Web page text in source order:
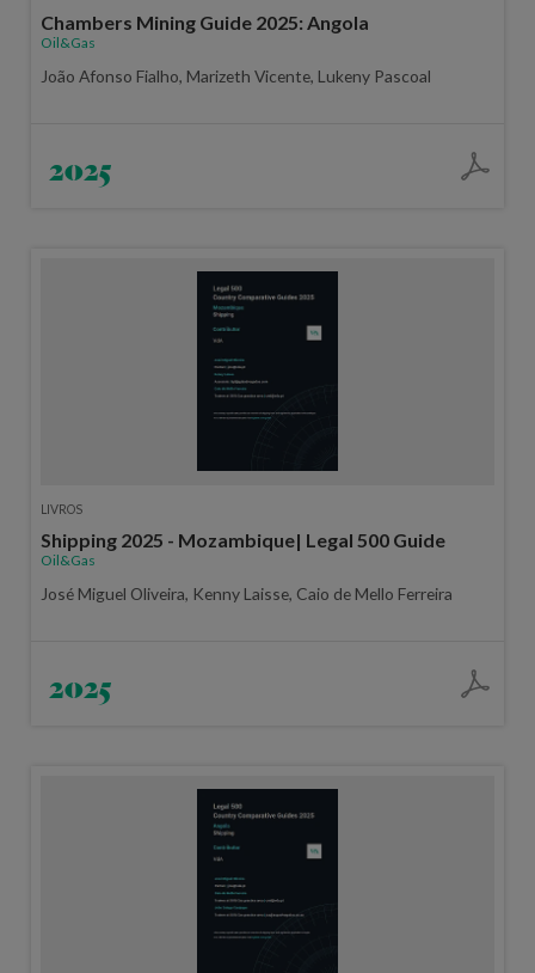
Chambers Mining Guide 2025: Angola
Oil&Gas
João Afonso Fialho, Marizeth Vicente, Lukeny Pascoal
2025
LIVROS
Shipping 2025 - Mozambique| Legal 500 Guide
Oil&Gas
José Miguel Oliveira, Kenny Laisse, Caio de Mello Ferreira
2025